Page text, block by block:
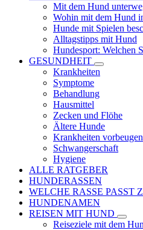
Mit dem Hund
Wohin mit dem Hund
Hunde mit Spielen
Alltagstipps mit Hund
Hundesport: Welchen
GESUNDHEIT
Krankheiten
Symptome
Behandlung
Hausmittel
Zecken und Flöhe
Ältere Hunde
Krankheiten vorbeugen
Schwangerschaft
Hygiene
ALLE RATGEBER
HUNDERASSEN
WELCHE RASSE PASST
HUNDENAMEN
REISEN MIT HUND
Reiseziele mit dem